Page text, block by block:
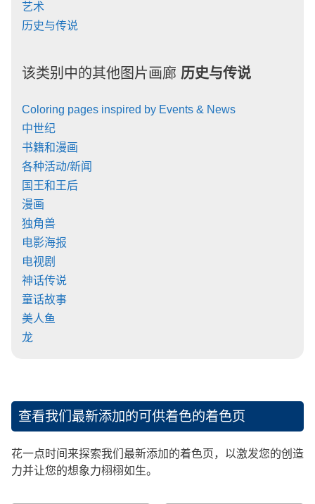
艺术
历史与传说
该类别中的其他图片画廊 历史与传说
Coloring pages inspired by Events & News
中世纪
书籍和漫画
各种活动/新闻
国王和王后
漫画
独角兽
电影海报
电视剧
神话传说
童话故事
美人鱼
龙
查看我们最新添加的可供着色的着色页
花一点时间来探索我们最新添加的着色页，以激发您的创造
力并让您的想象力栩栩如生。